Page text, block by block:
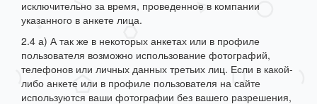
исключительно за время, проведенное в компании
указанного в анкете лица.
2.4 а) А так же в некоторых анкетах или в профиле
пользователя возможно использование фотографий,
телефонов или личных данных третьих лиц. Если в какой-
либо анкете или в профиле пользователя на сайте
используются ваши фотографии без вашего разрешения,